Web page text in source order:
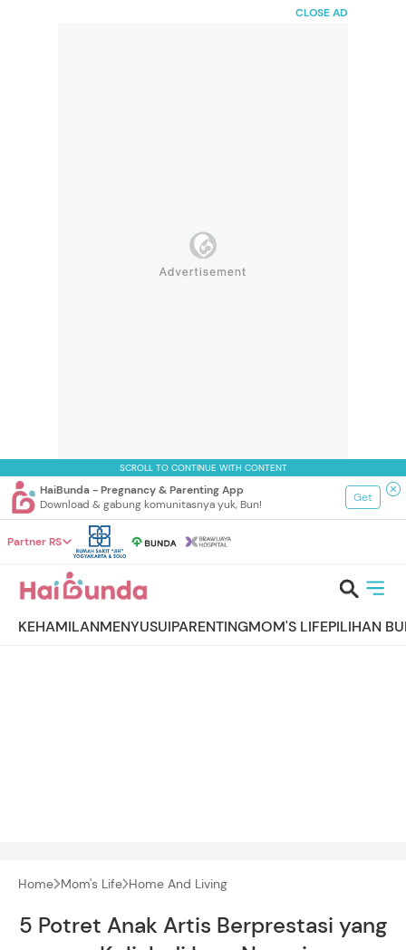
CLOSE AD
SCROLL TO CONTINUE WITH CONTENT
HaiBunda - Pregnancy & Parenting App
Download & gabung komunitasnya yuk, Bun!
Get
Partner RS
KEHAMILANMENYUSUIPARENTINGMOM'S LIFEPILIHAN
Home Mom's Life Home And Living
5 Potret Anak Artis Berprestasi yang